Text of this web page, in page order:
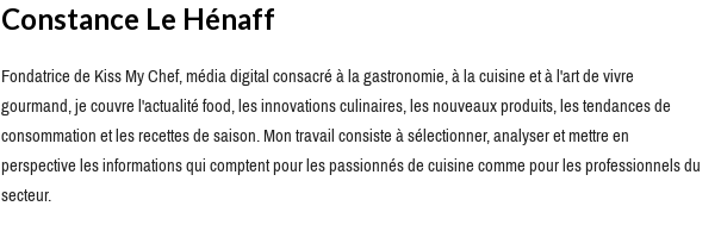
Constance Le Hénaff
Fondatrice de Kiss My Chef, média digital consacré à la gastronomie, à la cuisine et à l'art de vivre
gourmand, je couvre l'actualité food, les innovations culinaires, les nouveaux produits, les tendances de
consommation et les recettes de saison. Mon travail consiste à sélectionner, analyser et mettre en
perspective les informations qui comptent pour les passionnés de cuisine comme pour les professionnels du
secteur.